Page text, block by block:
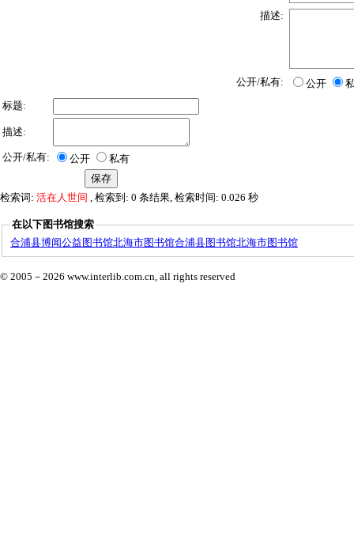
描述:
公开/私有: 公开
标题:
描述:
公开/私有: 公开 私有
检索词: 活在人世间 , 检索到: 0 条结果, 检索时间: 0.026 秒
在以下图书馆搜索
合浦县博闻公益图书馆北海市图书馆合浦县图书馆北海市图书馆
© 2005－ 2026 www.interlib.com.cn, all rights reserved